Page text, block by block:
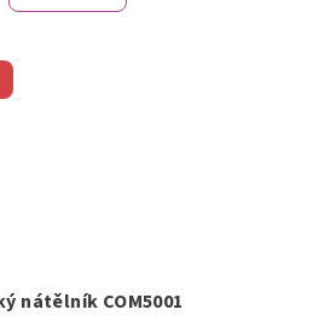
nátělník COM5001